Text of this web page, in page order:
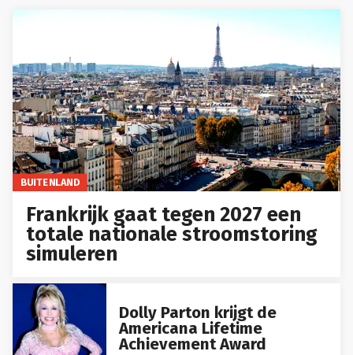
BUITENLAND
Frankrijk gaat tegen 2027 een
totale nationale stroomstoring
simuleren
Dolly Parton krijgt de
Americana Lifetime
Achievement Award